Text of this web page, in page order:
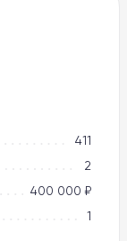
411
2
400 000 ₽
1